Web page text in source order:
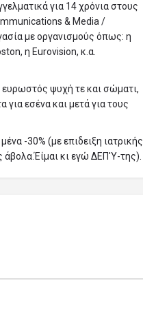
για 14 χρόνια στους
& Media /
με οργανισμούς όπως: η
η Eurovision, κ.α.
ευρωστός ψυχή τε και σώματι,
εσένα και μετά για τους
-30% (με επιδειξη ιατρικής
κι εγώ ΔΕΠ'Υ-της).